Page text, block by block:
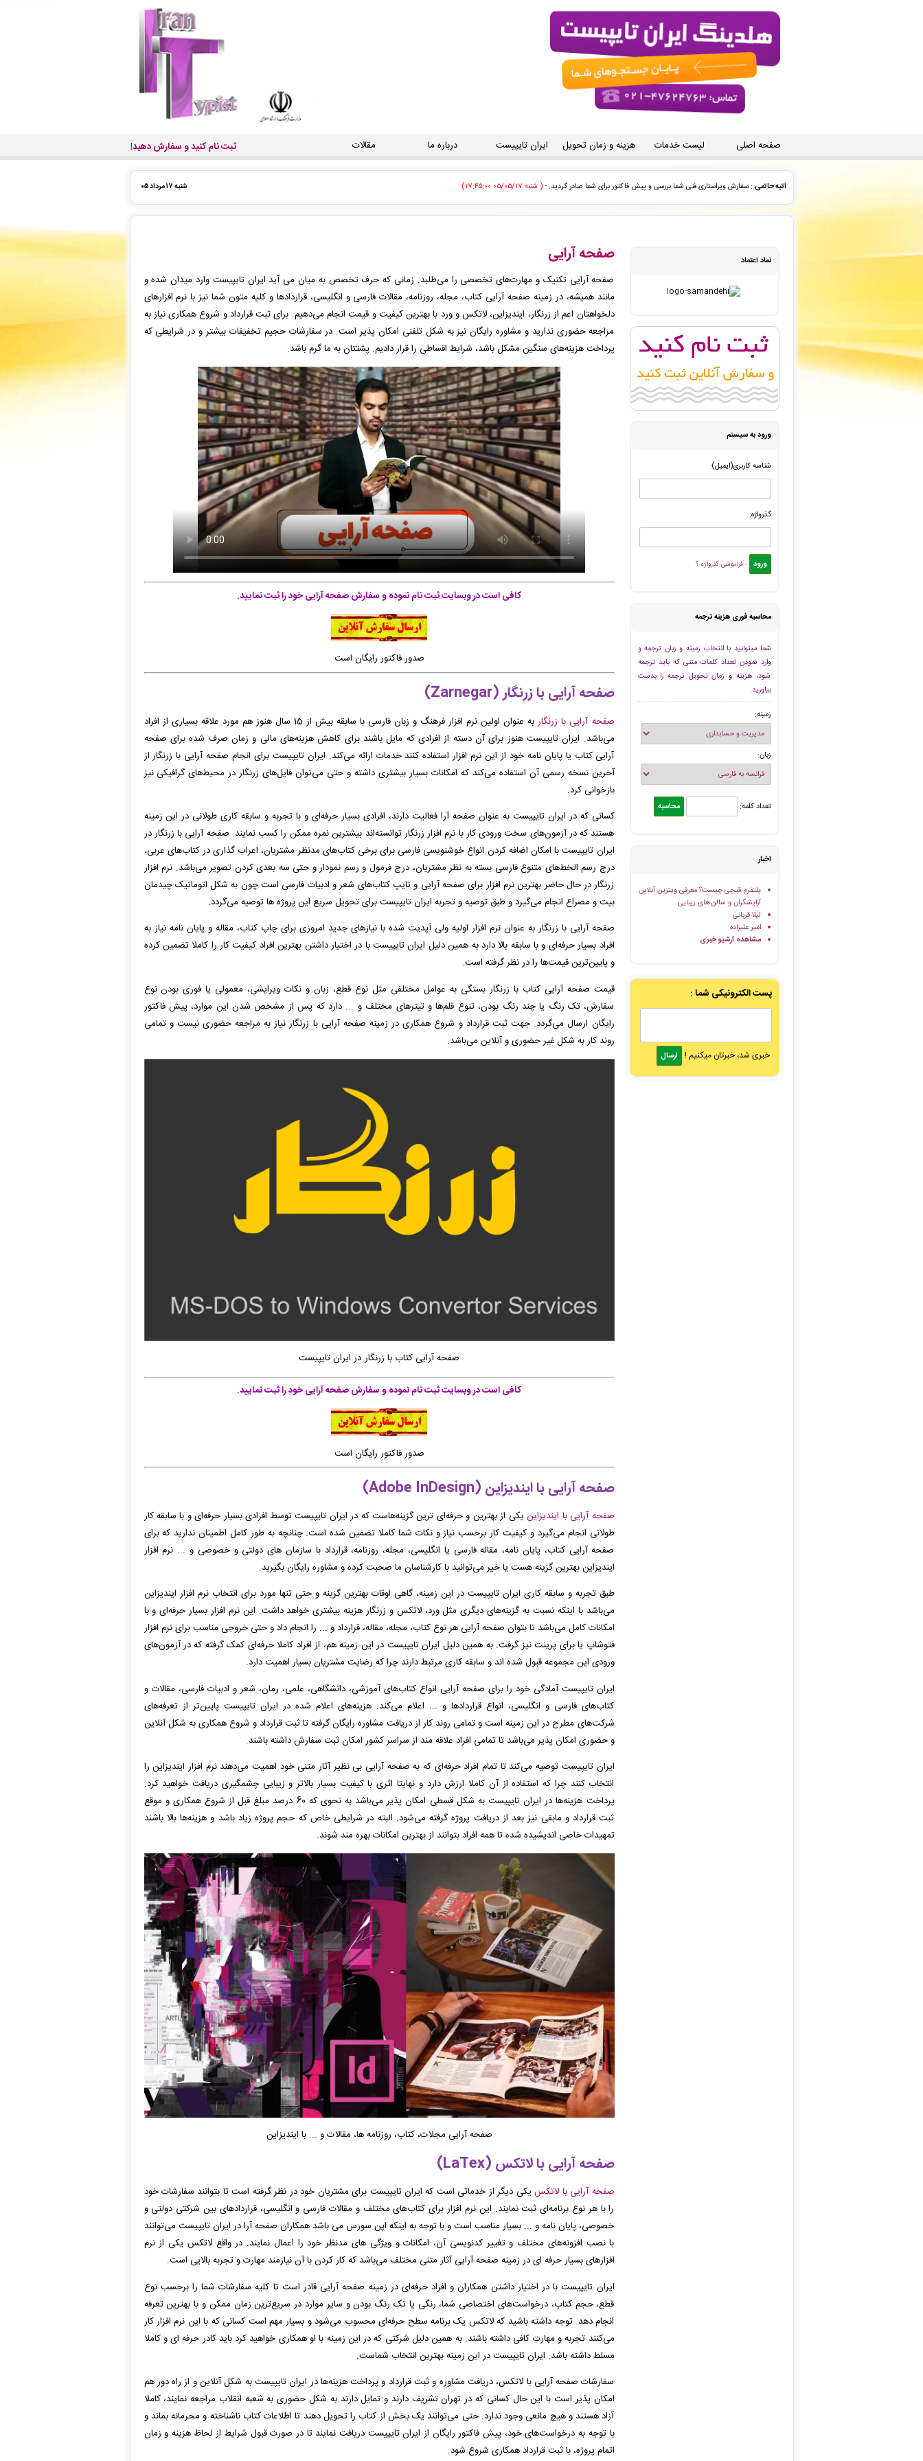
صفحه اصلی لیست خدمات هزینه و زمان تحویل ایران تایپیست درباره ما مقالات ثبت نام کنید و سفارش دهید!
شنبه ۱۷ مرداد ۰۵ سویل عسگری: سفارش چاپ و نشر کتاب شما ثبت شد به زودی توسط اپراتور بررسی خواهد شد. -( شنبه ۰۵/۰۵/۱۷ ۱۷:۴۲:۳۸)
سید محمد رضا حسینی مقدم: سفارش استخراج مقاله فارسی علمی پژوهشی شما ثبت شد به زودی توسط اپراتور بررسی خواهد شد. -( شنبه ۰۵/۰۵/۱۷ ۱۷:۴۰:۱۱)
امیرحسین صادقی کیا: پیش فاکتور شما با موفقیت پرداخت شد و سفارش تایپ، صفحه آرایی شما در حال انجام است. -( شنبه ۰۵/۰۵/۱۷ ۱۷:۳۳:۱۸)
انتشارات ارشدان: قسط سفارش طراحی جلد کتاب شما با موفقیت پرداخت شده است و سفارش در حال انجام میباشد. -
منیره حدیثی: پیش فاکتور شما با موفقیت پرداخت شد و سفارش تایپ، صفحه آرایی شما در حال انجام است. - ( شنبه ۰۵/۰۵/۱۷ ۱۷:۲۹:۴۱)
میثم امیریان: سفارش طراحی لوگو شما بررسی و پیش فاکتور برای شما صادر گردید. -( شنبه ۰۵/۰۵/۱۷ ۱۷:۵۷:۱۰)
سودابه افتخاري : پیش فاکتور شما با موفقیت پرداخت شد و سفارش تایپ، صفحه آرایی شما در حال انجام است. -( شنبه ۰۵/۰۵/۱۷ ۱۷:۵۴:۵۱)
آتیه حاتمی: سفارش ویراستاری فنی شما بررسی و پیش فاکتور برای شما صادر گردید. -( شنبه ۰۵/۰۵/۱۷ ۱۷:۴۵:۰۰)
نماد اعتماد
ورود به سیستم
شناسه کاربری(ایمیل):
گذرواژه:
- فراموشی گذرواژه ؟
محاسبه فوری هزینه ترجمه
شما میتوانید با انتخاب زمینه و زبان ترجمه و
وارد نمودن تعداد کلمات متنی که باید ترجمه
شود، هزینه و زمان تحویل ترجمه را بدست
بیاورید.
زمینه:
زبان:
تعداد کلمه:
اخبار
پلتفرم قیچی چیست؟ معرفی ویترین آنلاین
آرایشگران و سالن‌های زیبایی
لیلا قربانی
امیر علیزاده
مشاهده آرشیو خبری
پست الکترونیکی شما :
خبری شد، خبرتان میکنیم !
صفحه آرایی
صفحه آرایی تکنیک و مهارت‌های تخصصی را می‌طلبد. زمانی که حرف تخصص به میان می آید ایران تایپیست وارد میدان شده و
مانند همیشه، در زمینه صفحه آرایی کتاب، مجله، روزنامه، مقالات فارسی و انگلیسی، قراردادها و کلیه متون شما نیز با نرم افزارهای
دلخواهتان اعم از زرنگار، ایندیزاین، لاتکس و ورد با بهترین کیفیت و قیمت انجام می‌دهیم. برای ثبت قرارداد و شروع همکاری نیاز به
مراجعه حضوری ندارید و مشاوره رایگان نیز به شکل تلفنی امکان پذیر است. در سفارشات حجیم تخفیفات بیشتر و در شرایطی که
پرداخت هزینه‌های سنگین مشکل باشد، شرایط اقساطی را قرار دادیم. پشتتان به ما گرم باشد.
کافی است در وبسایت ثبت نام نموده و سفارش صفحه آرایی خود را ثبت نمایید.
صدور فاکتور رایگان است
صفحه آرایی با زرنگار (Zarnegar
)
صفحه آرایی با زرنگار
به عنوان اولین نرم افزار فرهنگ و زبان فارسی با سابقه بیش از 15 سال هنوز هم مورد علاقه بسیاری از افراد
می‌باشد. ایران تایپیست هنوز برای آن دسته از افرادی که مایل باشند برای کاهش هزینه‌های مالی و زمان صرف شده برای صفحه
آرایی کتاب یا پایان نامه خود از این نرم افزار استفاده کنند خدمات ارائه می‌کند. ایران تایپیست برای انجام صفحه آرایی با زرنگار از
آخرین نسخه رسمی آن استفاده می‌کند که امکانات بسیار بیشتری داشته و حتی می‌توان فایل‌های زرنگار در محیط‌های گرافیکی نیز
بازخوانی کرد.
کسانی که در ایران تایپیست به عنوان صفحه آرا فعالیت دارند، افرادی بسیار حرفه‌ای و با تجربه و سابقه کاری طولانی در این زمینه
هستند که در آزمون‌های سخت ورودی کار با نرم افزار زرنگار توانسته‌اند بیشترین نمره ممکن را کسب نمایند. صفحه آرایی با زرنگار در
ایران تایپیست با امکان اضافه کردن انواع خوشنویسی فارسی برای برخی کتاب‌های مدنظر مشتریان، اعراب گذاری در کتاب‌های عربی،
درج رسم الخط‌های متنوع فارسی بسته به نظر مشتریان، درج فرمول و رسم نمودار و حتی سه بعدی کردن تصویر می‌باشد. نرم افزار
زرنگار در حال حاضر بهترین نرم افزار برای صفحه آرایی و تایپ کتاب‌های شعر و ادبیات فارسی است چون به شکل اتوماتیک چیدمان
بیت و مصراع انجام می‌گیرد و طبق توصیه و تجربه ایران تایپیست برای تحویل سریع این پروژه ها توصیه می‌گردد.
صفحه آرایی با زرنگار به عنوان نرم افزار اولیه ولی آپدیت شده با نیازهای جدید امروزی برای چاپ کتاب، مقاله و پایان نامه نیاز به
افراد بسیار حرفه‌ای و با سابقه بالا دارد به همین دلیل ایران تایپیست با در اختیار داشتن بهترین افراد کیفیت کار را کاملا تضمین کرده
و پایین‌ترین قیمت‌ها را در نظر گرفته است.
قیمت صفحه آرایی کتاب با زرنگار بستگی به عوامل مختلفی مثل نوع قطع، زبان و نکات ویرایشی، معمولی یا فوری بودن نوع
سفارش، تک رنگ یا چند رنگ بودن، تنوع قلم‌ها و تیترهای مختلف و ... دارد که پس از مشخص شدن این موارد، پیش فاکتور
رایگان ارسال می‌گردد. جهت ثبت قرارداد و شروع همکاری در زمینه صفحه آرایی با زرنگار نیاز به مراجعه حضوری نیست و تمامی
روند کار به شکل غیر حضوری و آنلاین می‌باشد.
صفحه آرایی کتاب با زرنگار در ایران تایپیست
کافی است در وبسایت ثبت نام نموده و سفارش صفحه آرایی خود را ثبت نمایید.
صدور فاکتور رایگان است
صفحه آرایی با ایندیزاین (Adobe InDesign
)
صفحه آرایی با ایندیزاینیکی از بهترین و حرفه‌ای ترین گزینه‌هاست که در ایران تایپیست توسط افرادی بسیار حرفه‌ای و با سابقه کار
طولانی انجام می‌گیرد و کیفیت کار برحسب نیاز و نکات شما کاملا تضمین شده است. چنانچه به طور کامل اطمینان ندارید که برای
صفحه آرایی کتاب، پایان نامه، مقاله فارسی یا انگلیسی، مجله، روزنامه، قرارداد با سازمان های دولتی و خصوصی و ... نرم افزار
ایندیزاین بهترین گزینه هست یا خیر می‌توانید با کارشناسان ما صحبت کرده و مشاوره رایگان بگیرید.
طبق تجربه و سابقه کاری ایران تایپیست در این زمینه، گاهی اوقات بهترین گزینه و حتی تنها مورد برای انتخاب نرم افزار ایندیزاین
می‌باشد با اینکه نسبت به گزینه‌‌های دیگری مثل ورد، لاتکس و زرنگار هزینه بیشتری خواهد داشت. این نرم افزار بسیار حرفه‌ای و با
امکانات کامل می‌باشد تا بتوان صفحه آرایی هر نوع کتاب، مجله، مقاله، قرارداد و ... را انجام داد و حتی خروجی مناسب برای نرم افزار
فتوشاپ یا برای پرینت نیز گرفت. به همین دلیل ایران تایپیست در این زمینه هم، از افراد کاملا حرفه‌ای کمک گرفته که در آزمون‌های
ورودی این مجموعه قبول شده اند و سابقه کاری مرتبط دارند چرا که رضایت مشتریان بسیار اهمیت دارد.
ایران تایپیست آمادگی خود را برای صفحه آرایی انواع کتاب‌های آموزشی، دانشگاهی، علمی، رمان، شعر و ادبیات فارسی، مقالات و
کتاب‌های فارسی و انگلیسی، انواع قراردادها و ... اعلام می‌کند. هزینه‌های اعلام شده در ایران تایپیست پایین‌تر از تعرفه‌های
شرکت‌های مطرح در این زمینه است و تمامی روند کار از دریافت مشاوره رایگان گرفته تا ثبت قرارداد و شروع همکاری به شکل آنلاین
و حضوری امکان پذیر می‌باشد تا تمامی افراد علاقه مند از سراسر کشور امکان ثبت سفارش داشته باشند.
ایران تایپیست توصیه می‌کند تا تمام افراد حرفه‌ای که به صفحه آرایی بی نظیر آثار متنی خود اهمیت می‌دهند نرم افزار ایندیزاین را
انتخاب کنند چرا که استفاده از آن کاملا ارزش دارد و نهایتا اثری با کیفیت بسیار بالاتر و زیبایی چشمگیری دریافت خواهید کرد.
پرداخت هزینه‌ها در ایران تایپیست به شکل قسطی امکان پذیر می‌باشد به نحوی که 60 درصد مبلغ قبل از شروع همکاری و موقع
ثبت قرارداد و مابقی نیز بعد از دریافت پروژه گرفته می‌شود. البته در شرایطی خاص که حجم پروژه زیاد باشد و هزینه‌ها بالا باشند
تمهیدات خاصی اندیشیده شده تا همه افراد بتوانند از بهترین امکانات بهره مند شوند.
صفحه آرایی مجلات، کتاب، روزنامه ها، مقالات و ... با ایندیزاین
صفحه آرایی با لاتکس (LaTex
)
صفحه آرایی با لاتکسیکی دیگر از خدماتی است که ایران تایپیست برای مشتریان خود در نظر گرفته است تا بتوانند سفارشات خود
را با هر نوع برنامه‌ای ثبت نمایند. این نرم افزار برای کتاب‌های مختلف و مقالات فارسی و انگلیسی، قراردادهای بین شرکتی دولتی و
خصوصی، پایان نامه و ... بسیار مناسب است و با توجه به اینکه اپن سورس می باشد همکاران صفحه آرا در ایران تایپیست می‌توانند
با نصب افزونه‌های مختلف و تغییر کدنویسی آن، امکانات و ویژگی های مدنظر خود را اعمال نمایند. در واقع لاتکس یکی از نرم
افزارهای بسیار حرفه ای در زمینه صفحه آرایی آثار متنی مختلف می‌باشد که کار کردن با آن نیازمند مهارت و تجربه بالایی است.
ایران تایپیست با در اختیار داشتن همکاران و افراد حرفه‌ای در زمینه صفحه آرایی قادر است تا کلیه سفارشات شما را برحسب نوع
قطع، حجم کتاب، درخواست‌های اختصاصی شما، رنگی یا تک رنگ بودن و سایر موارد در سریع‌ترین زمان ممکن و با بهترین تعرفه
انجام دهد. توجه داشته باشید که لاتکس یک برنامه سطح حرفه‌ای محسوب می‌شود و بسیار مهم است کسانی که با این نرم افزار کار
می‌کنند تجربه و مهارت کافی داشته باشند. به همین دلیل شرکتی که در این زمینه با او همکاری خواهید کرد باید کادر حرفه ای و کاملا
مسلط داشته باشد. ایران تایپیست در این زمینه بهترین انتخاب شماست.
سفارشات صفحه آرایی با لاتکس، دریافت مشاوره و ثبت قرارداد و پرداخت هزینه‌ها در ایران تایپیست به شکل آنلاین و از راه دور هم
امکان پذیر است با این حال کسانی که در تهران تشریف دارند و تمایل دارند به شکل حضوری به شعبه انقلاب مراجعه نمایند، کاملا
آزاد هستند و هیچ مانعی وجود ندارد. حتی می‌توانند یک بخش از کتاب را تحویل دهند تا اطلاعات کتاب ناشناخته و محرمانه بماند و
با توجه به درخواست‌های خود، پیش فاکتور رایگان از ایران تایپیست دریافت نمایند تا در صورت قبول شرایط از لحاظ هزینه و زمان
اتمام پروژه، با ثبت قرارداد همکاری شروع شود.